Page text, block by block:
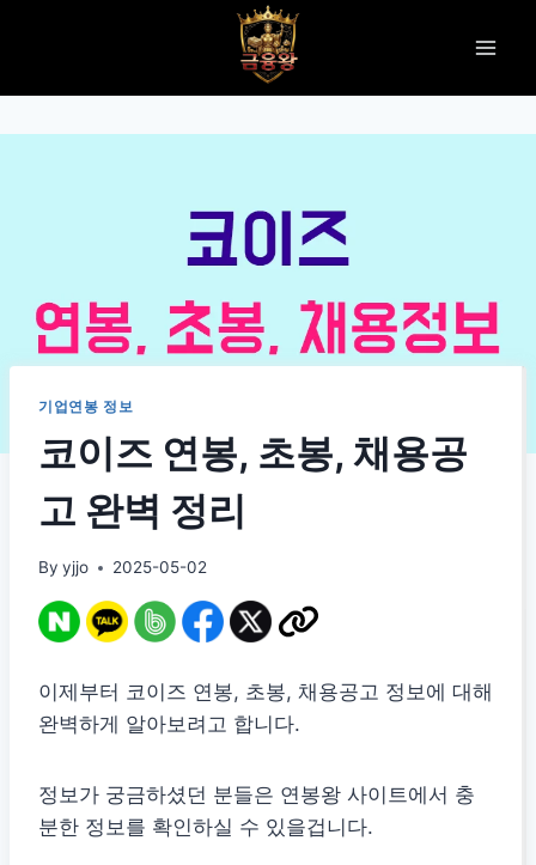
기업연봉 정보
코이즈 연봉, 초봉, 채용공
고 완벽 정리
By yjjo 2025-05-02
이제부터 코이즈 연봉, 초봉, 채용공고 정보에 대해
완벽하게 알아보려고 합니다.
정보가 궁금하셨던 분들은 연봉왕 사이트에서 충
분한 정보를 확인하실 수 있을겁니다.